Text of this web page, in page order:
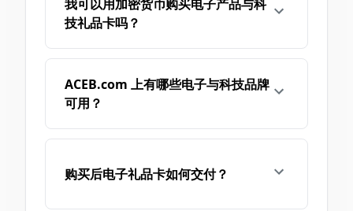
我可以用加密货币购买电子产品与科
技礼品卡吗？
ACEB.com 上有哪些电子与科技品牌
可用？
购买后电子礼品卡如何交付？